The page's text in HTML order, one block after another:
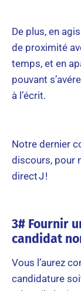
De plus, en
de proximité
temps, et en
pouvant
à l’écrit.
Notre dernier
discours, pour
direct J !
3# Fournir
candidat
Vous l’aurez
candidature